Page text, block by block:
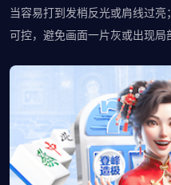
当容易打到发梢反光或肩线过
可控，避免画面一片灰或出现局